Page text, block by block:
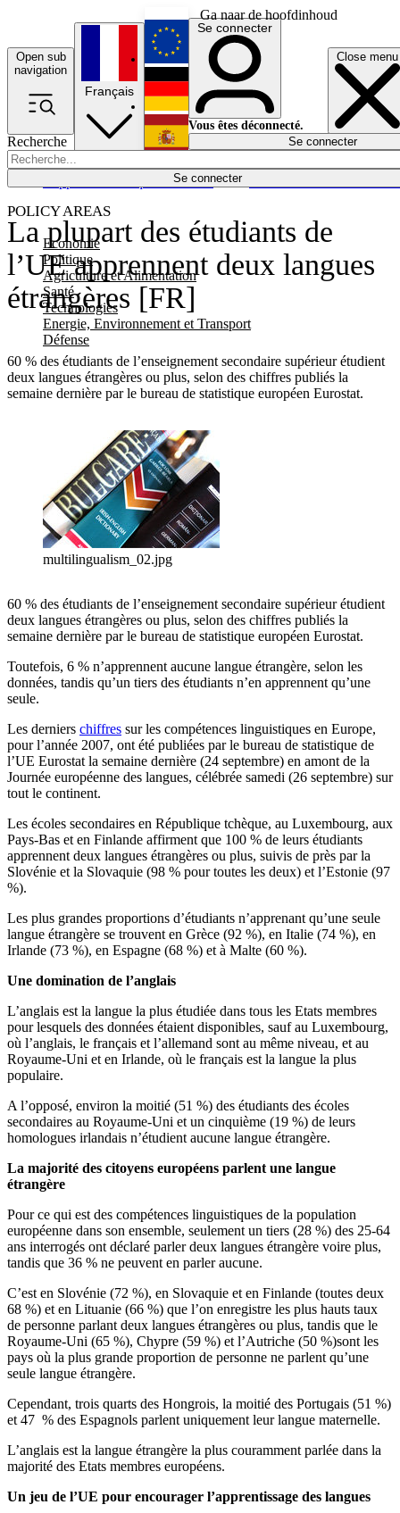
Ga naar de hoofdinhoud
Open sub
navigation
Close menu
Recherche
Se connecter
POLICY AREAS
Economie
Politique
Agriculture et Alimentation
Santé
Technologies
Energie, Environnement et Transport
Défense
Économie
Français
English
Deutsch
Español
Se connecter
Vous êtes déconnecté.
Se connecter
La plupart des étudiants de
l’UE apprennent deux langues
étrangères [FR]
60 % des étudiants de l’enseignement secondaire supérieur étudient
deux langues étrangères ou plus, selon des chiffres publiés la
semaine dernière par le bureau de statistique européen Eurostat.
multilingualism_02.jpg
60 % des étudiants de l’enseignement secondaire supérieur étudient
deux langues étrangères ou plus, selon des chiffres publiés la
semaine dernière par le bureau de statistique européen Eurostat.
Toutefois, 6 % n’apprennent aucune langue étrangère, selon les
données, tandis qu’un tiers des étudiants n’en apprennent qu’une
seule.
Les derniers chiffres sur les compétences linguistiques en Europe,
pour l’année 2007, ont été publiées par le bureau de statistique de
l’UE Eurostat la semaine dernière (24 septembre) en amont de la
Journée européenne des langues, célébrée samedi (26 septembre) sur
tout le continent.
Les écoles secondaires en République tchèque, au Luxembourg, aux
Pays-Bas et en Finlande affirment que 100 % de leurs étudiants
apprennent deux langues étrangères ou plus, suivis de près par la
Slovénie et la Slovaquie (98 % pour toutes les deux) et l’Estonie (97
%).
Les plus grandes proportions d’étudiants n’apprenant qu’une seule
langue étrangère se trouvent en Grèce (92 %), en Italie (74 %), en
Irlande (73 %), en Espagne (68 %) et à Malte (60 %).
Une domination de l’anglais
L’anglais est la langue la plus étudiée dans tous les Etats membres
pour lesquels des données étaient disponibles, sauf au Luxembourg,
où l’anglais, le français et l’allemand sont au même niveau, et au
Royaume-Uni et en Irlande, où le français est la langue la plus
populaire.
A l’opposé, environ la moitié (51 %) des étudiants des écoles
secondaires au Royaume-Uni et un cinquième (19 %) de leurs
homologues irlandais n’étudient aucune langue étrangère.
La majorité des citoyens européens parlent une langue
étrangère
Pour ce qui est des compétences linguistiques de la population
européenne dans son ensemble, seulement un tiers (28 %) des 25-64
ans interrogés ont déclaré parler deux langues étrangère voire plus,
tandis que 36 % ne peuvent en parler aucune.
C’est en Slovénie (72 %), en Slovaquie et en Finlande (toutes deux
68 %) et en Lituanie (66 %) que l’on enregistre les plus hauts taux
de personne parlant deux langues étrangères ou plus, tandis que le
Royaume-Uni (65 %), Chypre (59 %) et l’Autriche (50 %)sont les
pays où la plus grande proportion de personne ne parlent qu’une
seule langue étrangère.
Cependant, trois quarts des Hongrois, la moitié des Portugais (51 %)
et 47 % des Espagnols parlent uniquement leur langue maternelle.
L’anglais est la langue étrangère la plus couramment parlée dans la
majorité des Etats membres européens.
Un jeu de l’UE pour encourager l’apprentissage des langues